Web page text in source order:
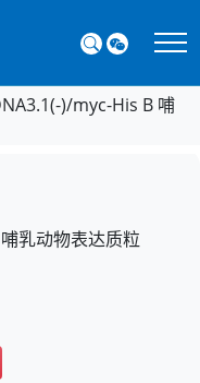
)/myc-His B 哺
哺乳动物表达质粒